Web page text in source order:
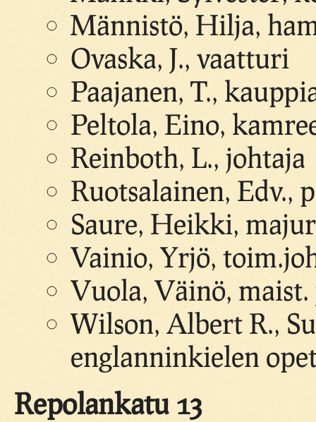
Männistö, Hilja,
Ovaska, J., vaatturi
Paajanen, T.,
Peltola, Eino,
Reinboth, L., johtaja
Ruotsalainen, Edv.,
Saure, Heikki,
Vainio, Yrjö,
Vuola, Väinö,
Wilson, Albert R.,
englanninkielen
Repolankatu 13